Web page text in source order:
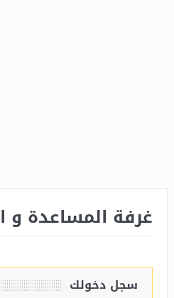
غرفة المساعدة و
سجل دخولك